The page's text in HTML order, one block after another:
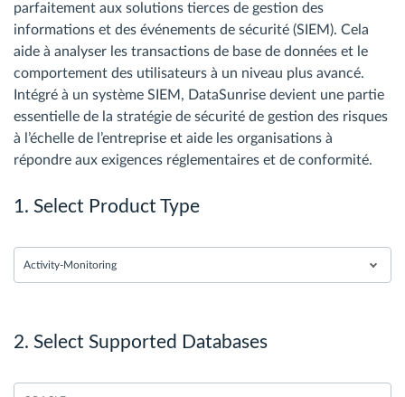
parfaitement aux solutions tierces de gestion des
informations et des événements de sécurité (SIEM). Cela
aide à analyser les transactions de base de données et le
comportement des utilisateurs à un niveau plus avancé.
Intégré à un système SIEM, DataSunrise devient une partie
essentielle de la stratégie de sécurité de gestion des risques
à l’échelle de l’entreprise et aide les organisations à
répondre aux exigences réglementaires et de conformité.
1. Select Product Type
Activity-Monitoring
2. Select Supported Databases